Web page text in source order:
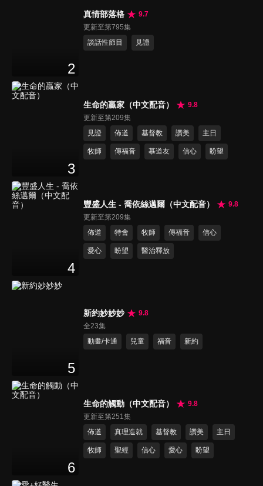
2
真情部落格
9.7
更新至第795集
談話性節目
見證
3
生命的贏家（中文配音）
9.8
更新至第209集
見證
佈道 基督教 讚美 主日
牧師 傳福音 慕道友 信心 盼望
4
豐盛人生 - 喬依絲邁爾（中文配音）
9.8
更新至第209集
佈道
特會 牧師 傳福音 信心
愛心 盼望 醫治釋放
5
新約妙妙妙
9.8
全23集
動畫/卡通
兒童 福音 新約
6
生命的觸動（中文配音）
9.8
更新至第251集
佈道
真理造就 基督教 讚美 主日
牧師 聖經 信心 愛心 盼望